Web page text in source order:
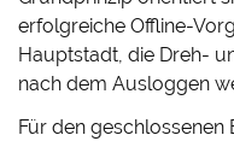
erfolgreiche Offline-
Hauptstadt, die Dreh-
nach dem Ausloggen
Für den geschlossenen